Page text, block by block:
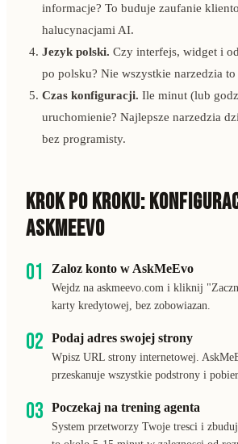
informacje? To buduje zaufanie
halucynacjami AI.
Jezyk polski. Czy interfejs, widget i
po polsku? Nie wszystkie narzedzia
Czas konfiguracji. Ile minut (lub
uruchomienie? Najlepsze narzedzia
bez programisty.
KROK PO KROKU:
ASKMEEVO
01
Zaloz konto w AskMeEvo
Wejdz na askmeevo.com i kliknij
karty kredytowej, bez zobowiazan.
02 Podaj adres swojej strony
Wpisz URL strony internetowej.
przeskanuje wszystkie podstrony i
03 Poczekaj na trening agenta
System przetworzy Twoje tresci i